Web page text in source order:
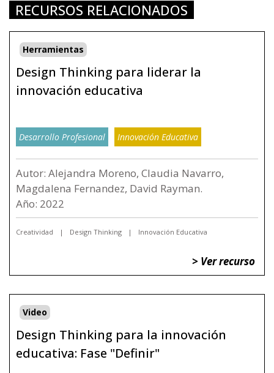
RECURSOS RELACIONADOS
Herramientas
Design Thinking para liderar la
innovación educativa
Desarrollo Profesional Innovación Educativa
Autor: Alejandra Moreno, Claudia Navarro,
Magdalena Fernandez, David Rayman.
Año: 2022
Creatividad Design Thinking Innovación Educativa
> Ver recurso
Video
Design Thinking para la innovación
educativa: Fase "Definir"